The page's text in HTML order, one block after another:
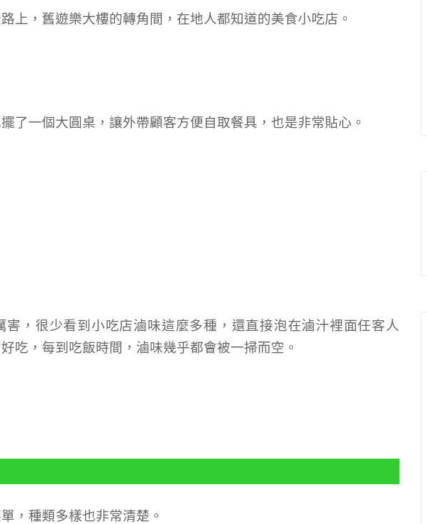
上，舊遊樂大樓的轉角間，在地人都知道的美食小吃店。
了一個大圓桌，讓外帶顧客方便自取餐具，也是非常貼心。
害，很少看到小吃店滷味這麼多種，還直接泡在滷汁裡面任客人
吃，每到吃飯時間，滷味幾乎都會被一掃而空。
，種類多樣也非常清楚。